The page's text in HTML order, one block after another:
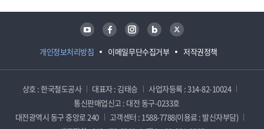
개인정보처리방침 이메일무단수집거부 저작권정책
유튜브 페이스북 인스타그램 블로그 트위터
상호 : 한국철도공사 대표자 : 김태승
사업자등록 : 314-82-10024
통신판매업신고 : 대전 동구-0233호
대전광역시 동구 중앙로 240
고객센터 : 1588-7788(이용료 : 발신자부담)